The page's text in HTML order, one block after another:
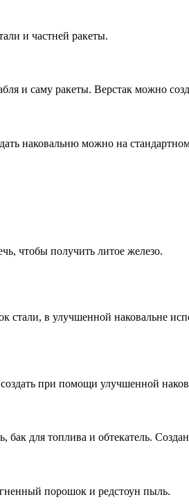
и частней ракеты.
и саму ракеты. Верстак можно
наковальню можно на стандартном
чтобы получить литое железо.
в улучшенной наковальне
при помощи улучшенной
для топлива и обтекатель.
порошок и редстоун пыль.